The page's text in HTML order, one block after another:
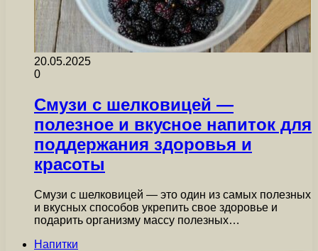
20.05.2025
0
Смузи с шелковицей —
полезное и вкусное напиток для
поддержания здоровья и
красоты
Смузи с шелковицей — это один из самых полезных
и вкусных способов укрепить свое здоровье и
подарить организму массу полезных…
Напитки